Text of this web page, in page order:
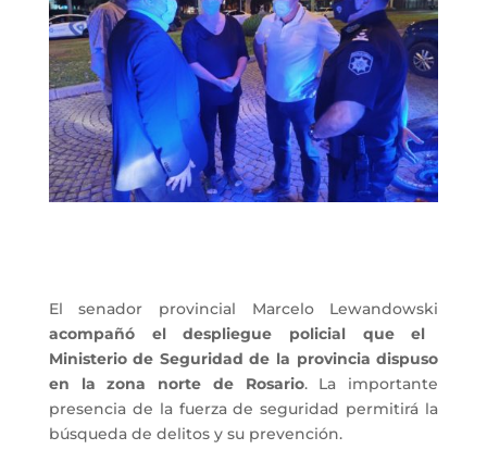
El senador provincial Marcelo Lewandowski
acompañó el despliegue policial que el
Ministerio de Seguridad de la provincia dispuso
en la zona norte de Rosario. La importante
presencia de la fuerza de seguridad permitirá la
búsqueda de delitos y su prevención.